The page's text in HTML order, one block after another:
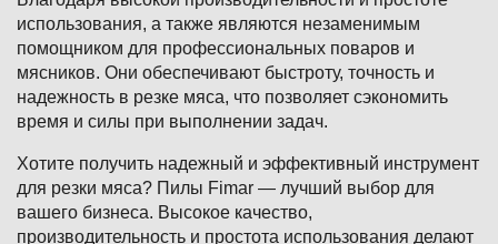
использования, а также являются незаменимым
помощником для профессиональных поваров и
мясников. Они обеспечивают быстроту, точность и
надежность в резке мяса, что позволяет сэкономить
время и силы при выполнении задач.
Хотите получить надежный и эффективный инструмент
для резки мяса? Пилы Fimar — лучший выбор для
вашего бизнеса. Высокое качество,
производительность и простота использования делают